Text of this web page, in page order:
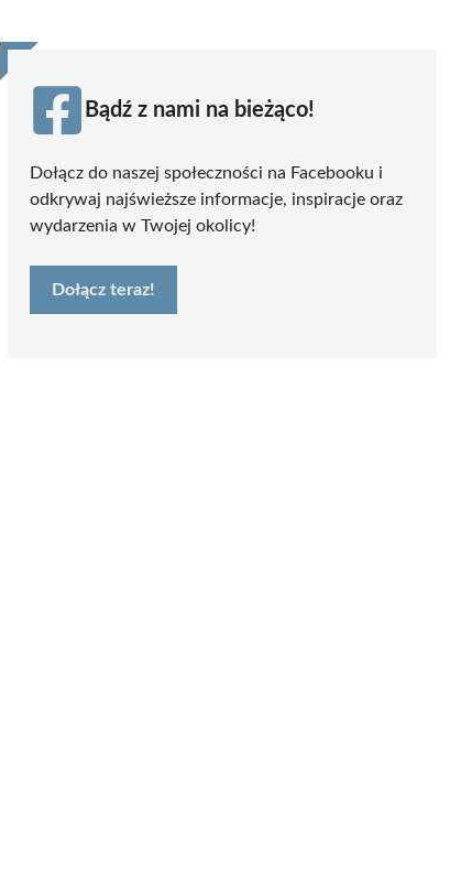
Bądź z nami na bieżąco!
Dołącz do naszej społeczności na Facebooku i
odkrywaj najświeższe informacje, inspiracje oraz
wydarzenia w Twojej okolicy!
Dołącz teraz!